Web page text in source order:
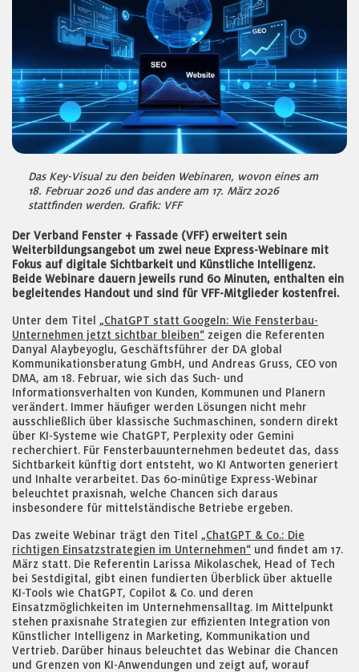
Das Key-Visual zu den beiden Webinaren, wovon eines am
18. Februar 2026 und das andere am 17. März 2026
stattfinden werden. Grafik: VFF
Der Verband Fenster + Fassade (VFF) erweitert sein
Weiterbildungsangebot um zwei neue Express-Webinare mit
Fokus auf digitale Sichtbarkeit und Künstliche Intelligenz.
Beide Webinare dauern jeweils rund 60 Minuten, enthalten ein
begleitendes Handout und sind für VFF-Mitglieder kostenfrei.
Unter dem Titel „ChatGPT statt Googeln: Wie Fensterbau-
Unternehmen jetzt sichtbar bleiben“ zeigen die Referenten
Danyal Alaybeyoglu, Geschäftsführer der DA global
Kommunikationsberatung GmbH, und Andreas Gruss, CEO von
DMA, am 18. Februar, wie sich das Such- und
Informationsverhalten von Kunden, Kommunen und Planern
verändert. Immer häufiger werden Lösungen nicht mehr
ausschließlich über klassische Suchmaschinen, sondern direkt
über KI-Systeme wie ChatGPT, Perplexity oder Gemini
recherchiert. Für Fensterbauunternehmen bedeutet das, dass
Sichtbarkeit künftig dort entsteht, wo KI Antworten generiert
und Inhalte verarbeitet. Das 60-minütige Express-Webinar
beleuchtet praxisnah, welche Chancen sich daraus
insbesondere für mittelständische Betriebe ergeben.
Das zweite Webinar trägt den Titel „ChatGPT & Co.: Die
richtigen Einsatzstrategien im Unternehmen“ und findet am 17.
März statt. Die Referentin Larissa Mikolaschek, Head of Tech
bei Sestdigital, gibt einen fundierten Überblick über aktuelle
KI-Tools wie ChatGPT, Copilot & Co. und deren
Einsatzmöglichkeiten im Unternehmensalltag. Im Mittelpunkt
stehen praxisnahe Strategien zur effizienten Integration von
Künstlicher Intelligenz in Marketing, Kommunikation und
Vertrieb. Darüber hinaus beleuchtet das Webinar die Chancen
und Grenzen von KI-Anwendungen und zeigt auf, worauf